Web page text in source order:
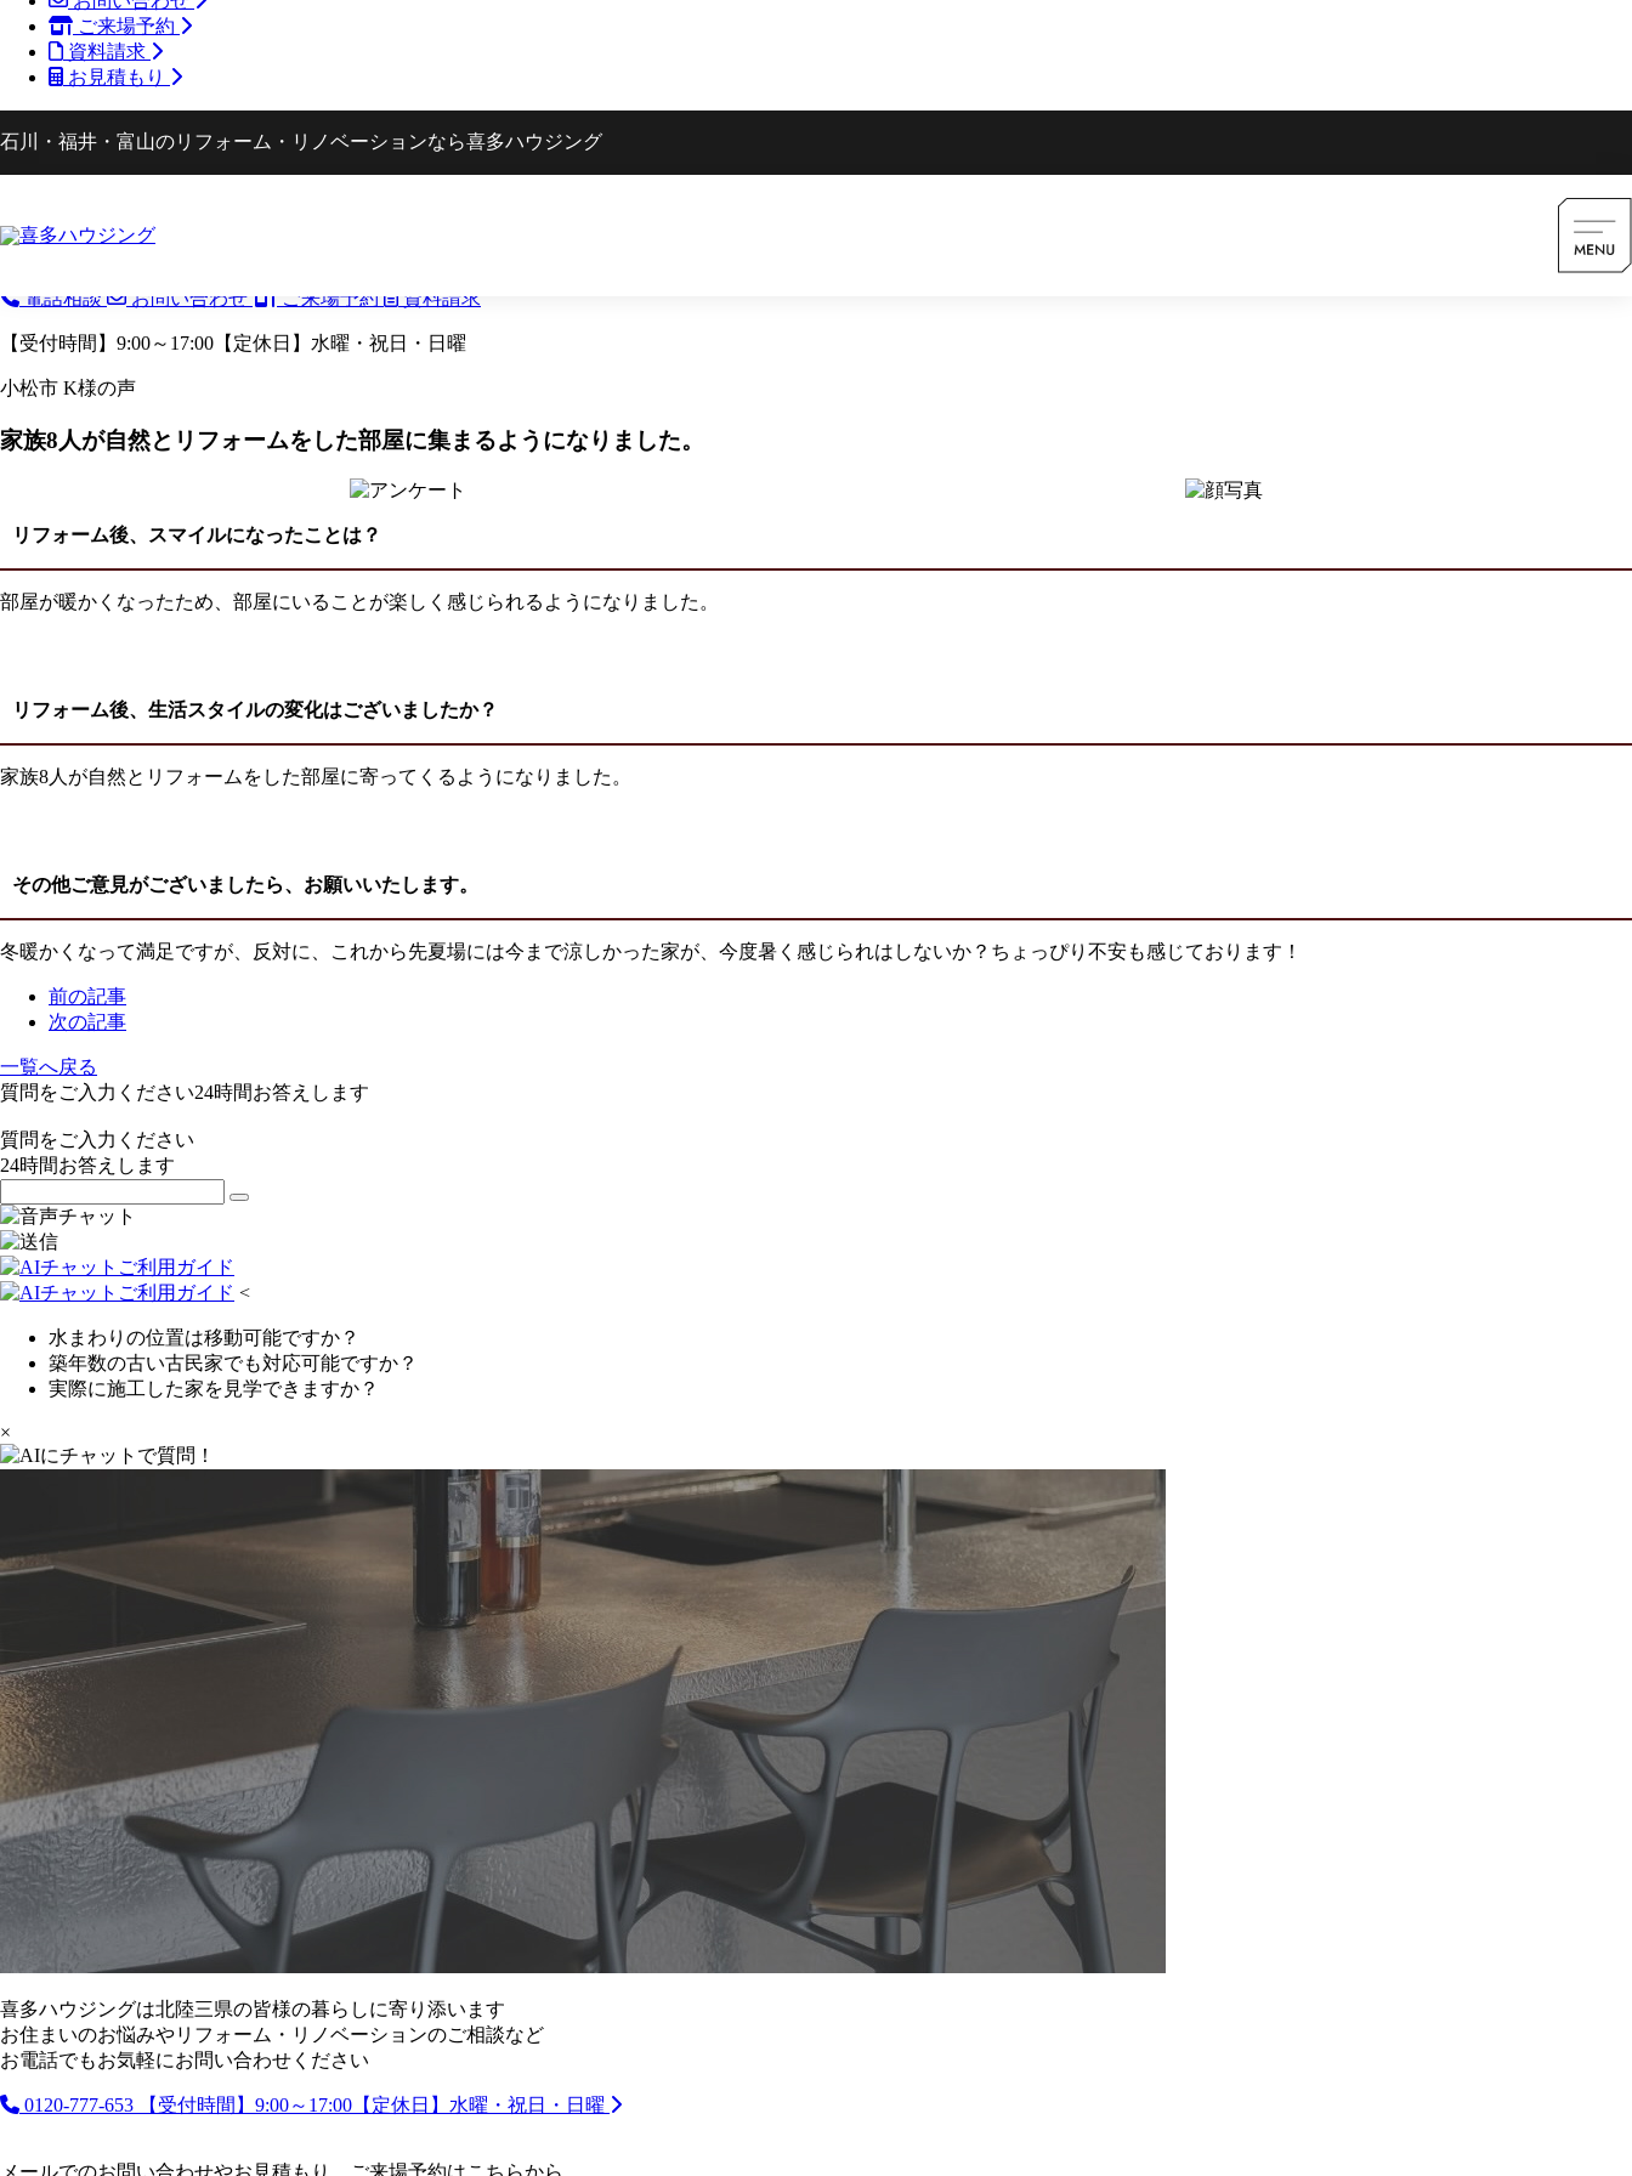
ご来場予約
資料請求
お見積もり
石川・福井・富山のリフォーム・リノベーションなら喜多ハウジング
お客様の声
電話相談 お問い合わせ ご来場予約 資料請求
【受付時間】9:00～17:00【定休日】水曜・祝日・日曜
小松市 K様の声
家族8人が自然とリフォームをした部屋に集まるようになりました。
リフォーム後、スマイルになったことは？
部屋が暖かくなったため、部屋にいることが楽しく感じられるようになりました。
リフォーム後、生活スタイルの変化はございましたか？
家族8人が自然とリフォームをした部屋に寄ってくるようになりました。
その他ご意見がございましたら、お願いいたします。
冬暖かくなって満足ですが、反対に、これから先夏場には今まで涼しかった家が、今度暑く感じられはしないか？ちょっぴり不安も感じております！
前の記事
次の記事
一覧へ戻る
質問をご入力ください24時間お答えします
質問をご入力ください
24時間お答えします
<
水まわりの位置は移動可能ですか？
築年数の古い古民家でも対応可能ですか？
実際に施工した家を見学できますか？
×
喜多ハウジングは北陸三県の皆様の暮らしに寄り添います
お住まいのお悩みやリフォーム・リノベーションのご相談など
お電話でもお気軽にお問い合わせください
0120-777-653 【受付時間】9:00～17:00【定休日】水曜・祝日・日曜